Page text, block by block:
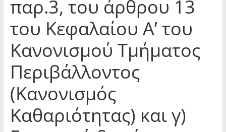
παρ.3, του άρθρου 13
του Κεφαλαίου Α’ του
Κανονισμού Τμήματος
Περιβάλλοντος
(Κανονισμός
Καθαριότητας) και γ)